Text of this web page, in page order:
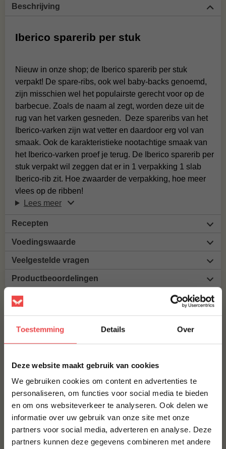
Toestemming Details Over
Deze website maakt gebruik van cookies
We gebruiken cookies om content en advertenties te
personaliseren, om functies voor social media te bieden
en om ons websiteverkeer te analyseren. Ook delen we
informatie over uw gebruik van onze site met onze
partners voor social media, adverteren en analyse. Deze
partners kunnen deze gegevens combineren met andere
Beschrijving
Iberico sparerib per stuk
Nieuw in onze shop; de Iberico sparerib per stuk
verpakt! De spare-ribs, ook wel baby-backs genoemd,
zijn misschien wel het populairste gerecht voor op de
barbecue. Zoals de naam al zegt, worden deze uit de
rug van het varken gesneden. Deze spareribs van het
Iberico-varken zijn wat vetter en daardoor erg vol van
smaak. Ook de karakteristieke nootachtige smaak van
het Iberico-varken proef je terug. De Iberico sparerib per
stuk verpakt wil zeggen dat er in 1 verpakking 1 slab
Iberico-rib zit. Hoe zwaarder de verpakking, hoe meer
vlees op de ribben!
Lees meer
Recepten
Voedingswaarde
Veelgestelde vragen
Productbeoordelingen
MAAK JE IBERICO SPARERIB PER STUK COMPLEET!
€ 9,95
10% korting op je
eerste bestelling*
Schrijf je in voor onze nieuwsbrief en ontvang direct
10% korting op jouw eerste bestelling.